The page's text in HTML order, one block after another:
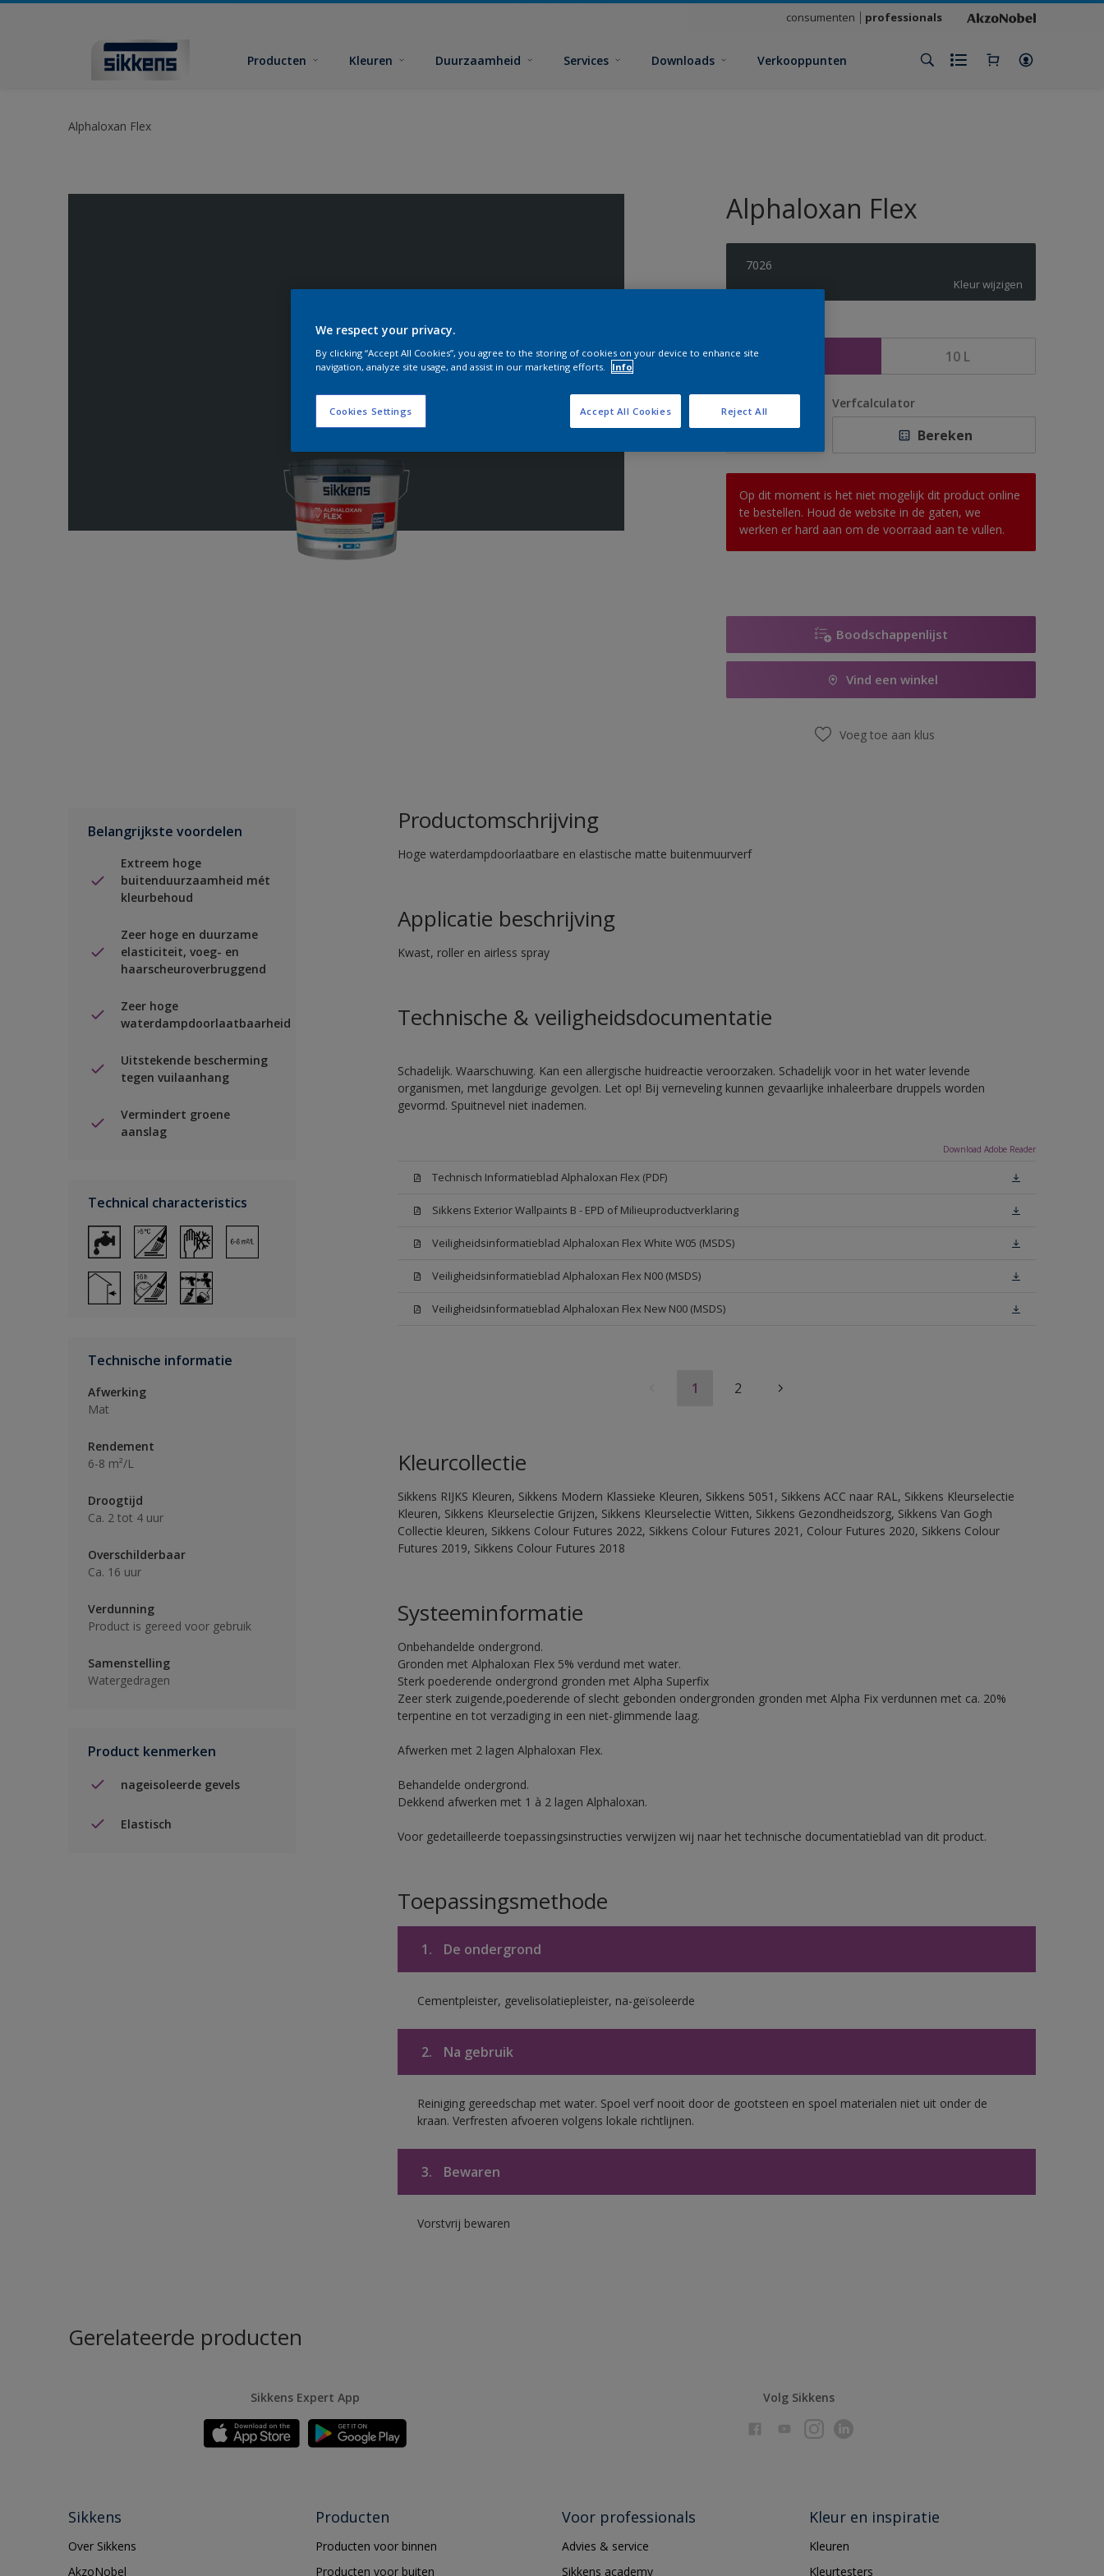
consumenten professionals
Producten Kleuren Duurzaamheid Services Downloads Verkooppunten
Alphaloxan Flex
Alphaloxan Flex
7026
Kleur wijzigen
10 L
Verfcalculator
Bereken
Op dit moment is het niet mogelijk dit product online
te bestellen. Houd de website in de gaten, we
werken er hard aan om de voorraad aan te vullen.
Boodschappenlijst
Vind een winkel
Voeg toe aan klus
Belangrijkste voordelen
Extreem hoge
buitenduurzaamheid mét
kleurbehoud
Zeer hoge en duurzame
elasticiteit, voeg- en
haarscheuroverbruggend
Zeer hoge
waterdampdoorlaatbaarheid
Uitstekende bescherming
tegen vuilaanhang
Vermindert groene
aanslag
Technical characteristics
Technische informatie
Afwerking
Mat
Rendement
6-8 m²/L
Droogtijd
Ca. 2 tot 4 uur
Overschilderbaar
Ca. 16 uur
Verdunning
Product is gereed voor gebruik
Samenstelling
Watergedragen
Product kenmerken
nageisoleerde gevels
Elastisch
Productomschrijving
Hoge waterdampdoorlaatbare en elastische matte buitenmuurverf
Applicatie beschrijving
Kwast, roller en airless spray
Technische & veiligheidsdocumentatie
Schadelijk. Waarschuwing. Kan een allergische huidreactie veroorzaken. Schadelijk voor in het water levende
organismen, met langdurige gevolgen. Let op! Bij verneveling kunnen gevaarlijke inhaleerbare druppels worden
gevormd. Spuitnevel niet inademen.
Download Adobe Reader
Technisch Informatieblad Alphaloxan Flex (PDF)
Sikkens Exterior Wallpaints B - EPD of Milieuproductverklaring
Veiligheidsinformatieblad Alphaloxan Flex White W05 (MSDS)
Veiligheidsinformatieblad Alphaloxan Flex N00 (MSDS)
Veiligheidsinformatieblad Alphaloxan Flex New N00 (MSDS)
1 2
Kleurcollectie
Sikkens RIJKS Kleuren, Sikkens Modern Klassieke Kleuren, Sikkens 5051, Sikkens ACC naar RAL, Sikkens Kleurselectie
Kleuren, Sikkens Kleurselectie Grijzen, Sikkens Kleurselectie Witten, Sikkens Gezondheidszorg, Sikkens Van Gogh
Collectie kleuren, Sikkens Colour Futures 2022, Sikkens Colour Futures 2021, Colour Futures 2020, Sikkens Colour
Futures 2019, Sikkens Colour Futures 2018
Systeeminformatie
Onbehandelde ondergrond.
Gronden met Alphaloxan Flex 5% verdund met water.
Sterk poederende ondergrond gronden met Alpha Superfix
Zeer sterk zuigende,poederende of slecht gebonden ondergronden gronden met Alpha Fix verdunnen met ca. 20%
terpentine en tot verzadiging in een niet-glimmende laag.
Afwerken met 2 lagen Alphaloxan Flex.
Behandelde ondergrond.
Dekkend afwerken met 1 à 2 lagen Alphaloxan.
Voor gedetailleerde toepassingsinstructies verwijzen wij naar het technische documentatieblad van dit product.
Toepassingsmethode
1. De ondergrond
Cementpleister, gevelisolatiepleister, na-geïsoleerde
2. Na gebruik
Reiniging gereedschap met water. Spoel verf nooit door de gootsteen en spoel materialen niet uit onder de
kraan. Verfresten afvoeren volgens lokale richtlijnen.
3. Bewaren
Vorstvrij bewaren
Gerelateerde producten
Sikkens Expert App Volg Sikkens
Sikkens
Over Sikkens
AkzoNobel
Producten
Producten voor binnen
Producten voor buiten
Voor professionals
Advies & service
Sikkens academy
Kleur en inspiratie
Kleuren
Kleurtesters
We respect your privacy.
By clicking “Accept All Cookies”, you agree to the storing of cookies on your device to enhance site
navigation, analyze site usage, and assist in our marketing efforts.
Info
Cookies Settings Reject All
Accept All Cookies